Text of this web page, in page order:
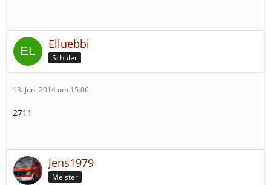
Elluebbi
Schüler
13. Juni 2014 um 15:06
2711
Jens1979
Meister